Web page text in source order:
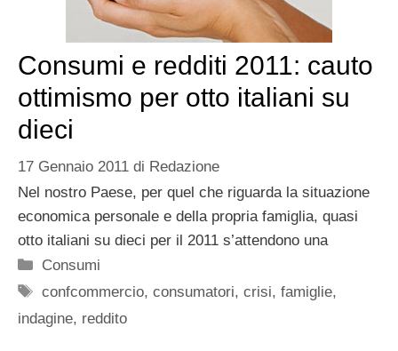
Consumi e redditi 2011: cauto
ottimismo per otto italiani su
dieci
17 Gennaio 2011 di Redazione
Nel nostro Paese, per quel che riguarda la situazione
economica personale e della propria famiglia, quasi
otto italiani su dieci per il 2011 s’attendono una
Categorie
Consumi
Tag
confcommercio,consumatori,crisi,famiglie,
indagine, reddito